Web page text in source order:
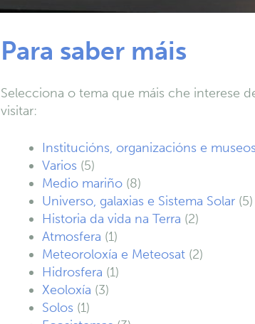
Para saber máis
Selecciona o tema que máis che interese
visitar:
Institucións, organizacións e museos
Varios (5)
Medio mariño (8)
Universo, galaxias e Sistema Solar (5)
Historia da vida na Terra (2)
Atmosfera (1)
Meteoroloxía e Meteosat (2)
Hidrosfera (1)
Xeoloxía (3)
Solos (1)